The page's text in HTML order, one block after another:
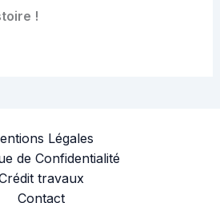
!
Légales
de Confidentialité
travaux
Contact